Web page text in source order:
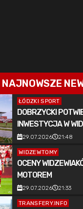
NAJNOWSZE
ŁÓDZKI SPORT
DOBRZYCKI
INWESTYCJA W
CENTER
29.07.2026 21:48
WIDZEWTOMY
OCENY
MOTOREM
29.07.2026 21:33
TRANSFERY.INFO